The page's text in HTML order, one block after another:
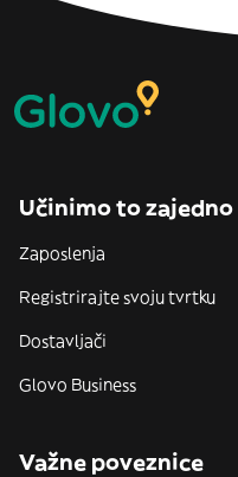
Učinimo to zajedno
Zaposlenja
Registrirajte svoju tvrtku
Dostavljači
Glovo Business
Važne poveznice